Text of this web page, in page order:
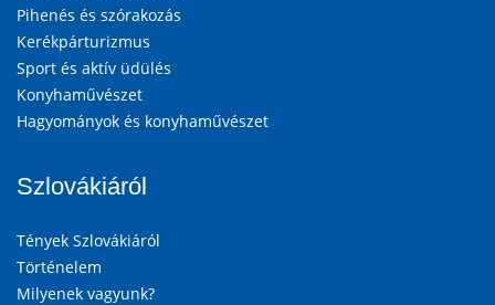
Pihenés és szórakozás
Kerékpárturizmus
Sport és aktív üdülés
Konyhaművészet
Hagyományok és konyhaművészet
Szlovákiáról
Tények Szlovákiáról
Történelem
Milyenek vagyunk?